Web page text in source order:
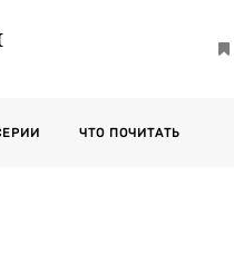
ЧТО ПОЧИТАТЬ